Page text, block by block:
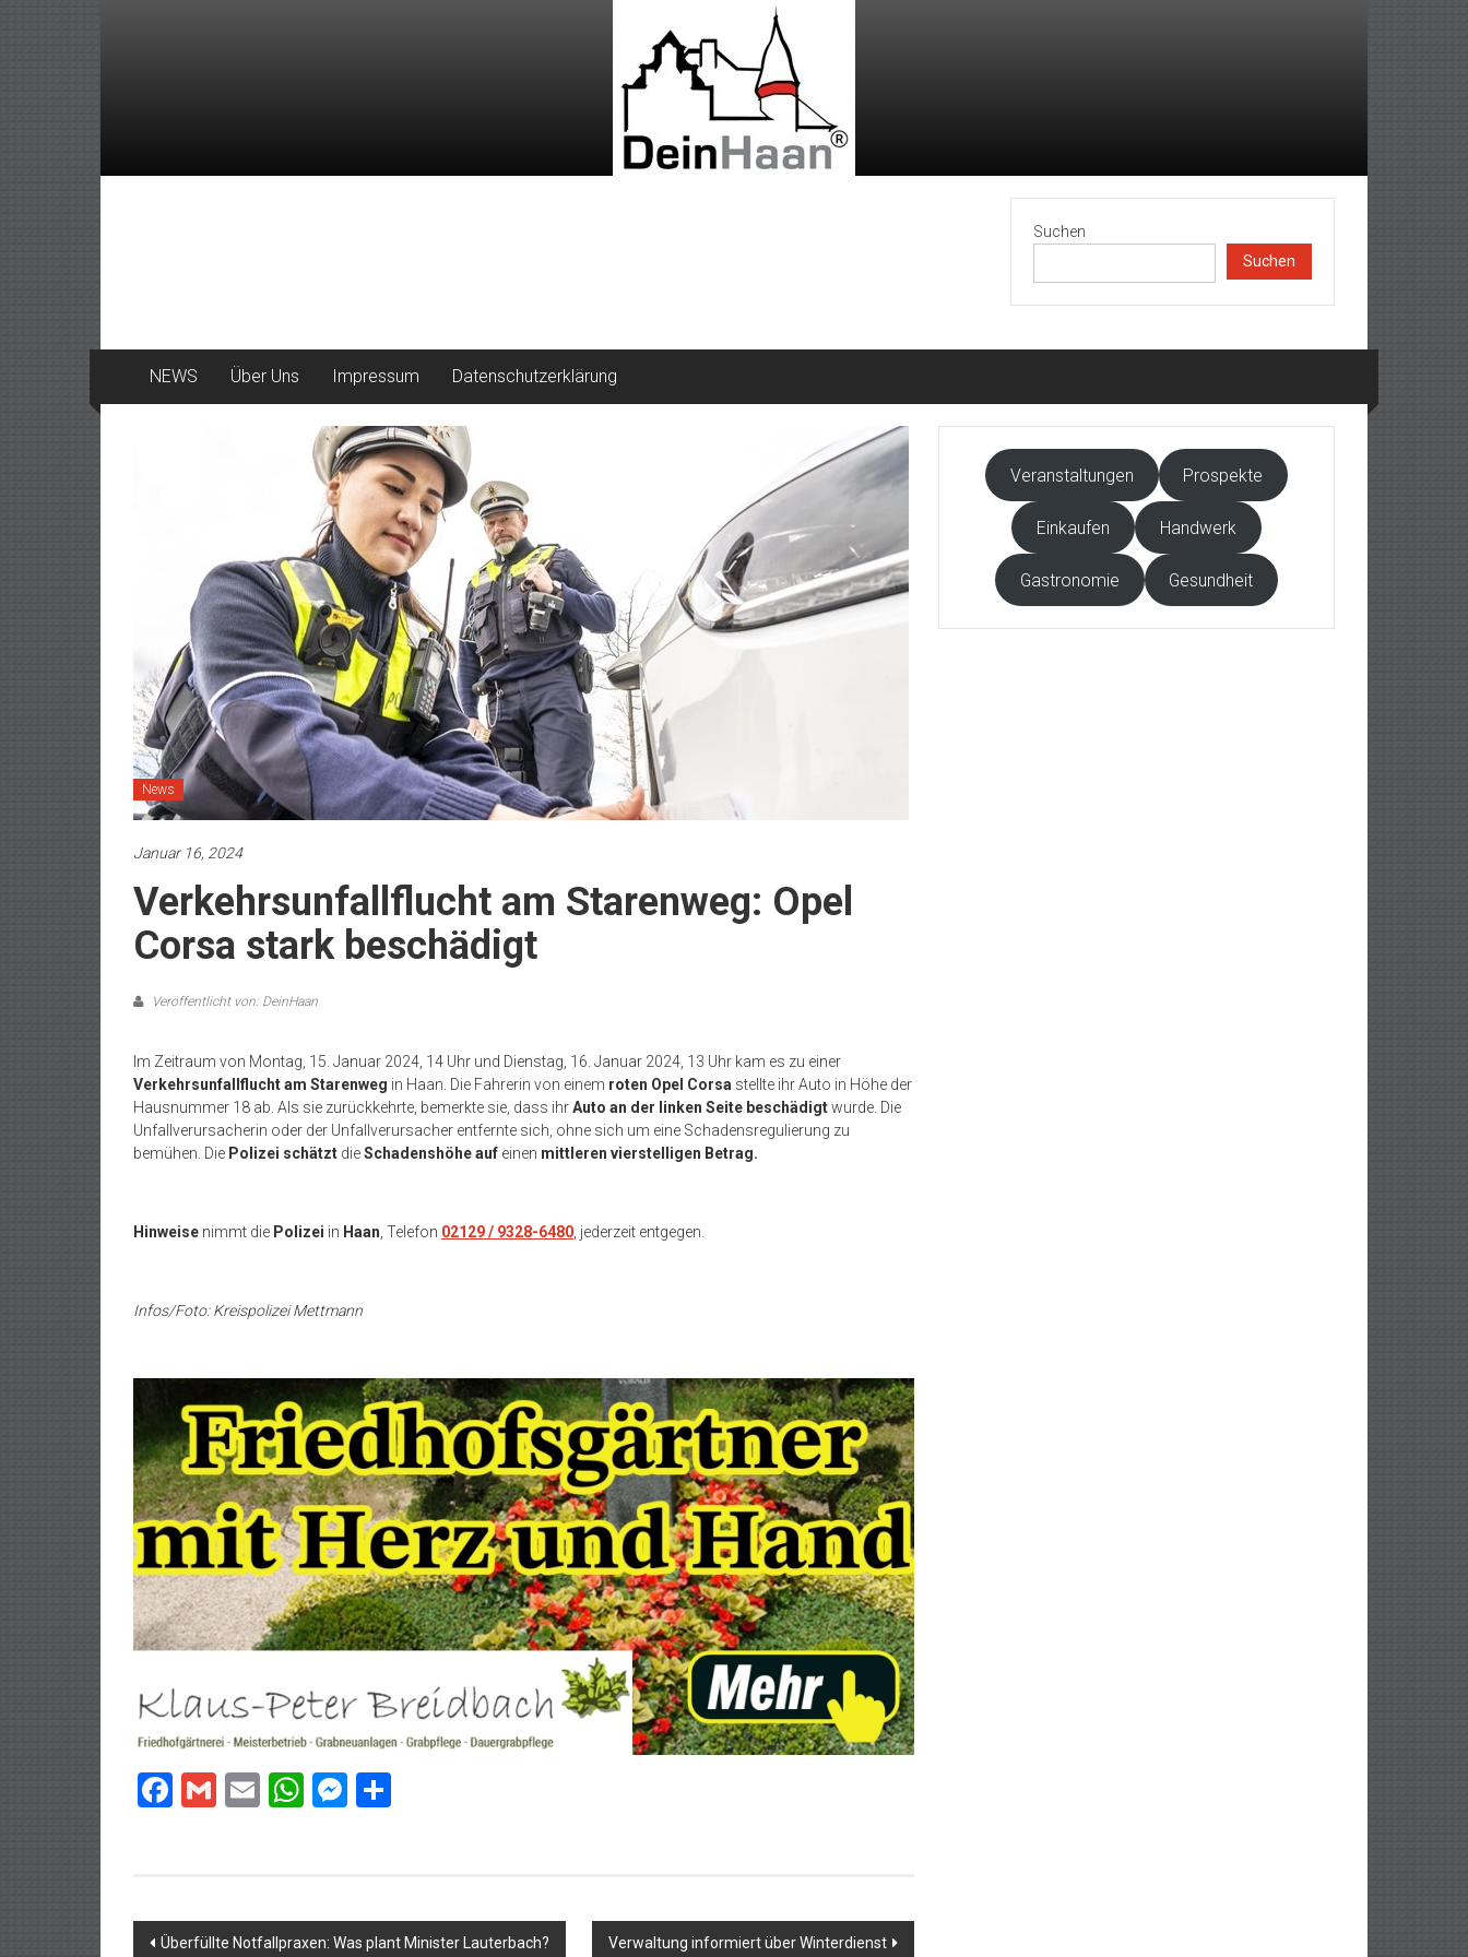
Suchen
Suchen
NEWS Über Uns Impressum Datenschutzerklärung
News
Januar 16, 2024
Verkehrsunfallflucht am Starenweg: Opel
Corsa stark beschädigt
Veröffentlicht von: DeinHaan
Im Zeitraum von Montag, 15. Januar 2024, 14 Uhr und Dienstag, 16. Januar 2024, 13 Uhr kam es zu einer
Verkehrsunfallflucht am Starenweg in Haan. Die Fahrerin von einem roten Opel Corsa stellte ihr Auto in Höhe der
Hausnummer 18 ab. Als sie zurückkehrte, bemerkte sie, dass ihrAuto an der linken Seite beschädigtwurde. Die
Unfallverursacherin oder der Unfallverursacher entfernte sich, ohne sich um eine Schadensregulierung zu
bemühen. Die Polizei schätzt dieSchadenshöhe auf einen mittleren vierstelligen Betrag.
Hinweise nimmt die Polizei in Haan , Telefon 02129 / 9328-6480 , jederzeit entgegen.
Infos/Foto: Kreispolizei Mettmann
Facebook
GmailEmailWhatsApp
Messenger
Beitragsnavigation
Überfüllte Notfallpraxen: Was plant Minister Lauterbach? Verwaltung informiert über Winterdienst
Veranstaltungen Prospekte
Einkaufen Handwerk
Gastronomie Gesundheit